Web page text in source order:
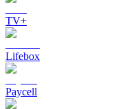
TV+
Lifebox
Paycell